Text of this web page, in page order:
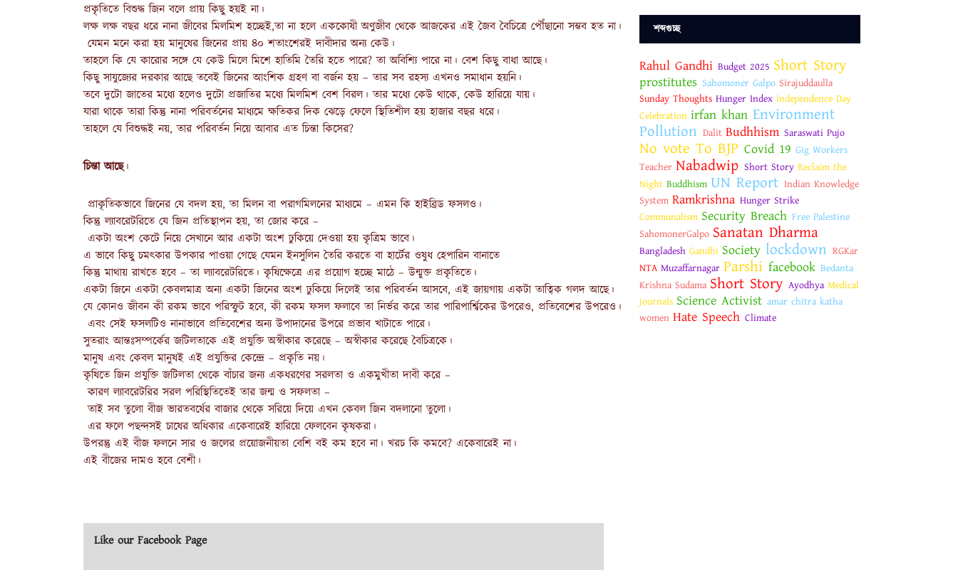
প্রকৃতিতে বিশুদ্ধ জিন বলে প্রায় কিছু হয়ই না।
লক্ষ লক্ষ বছর ধরে নানা জীবের মিলমিশ হচ্ছেই,তা না হলে এককোষী অণুজীব থেকে আজকের এই জৈব বৈচিত্রে পৌঁছানো সম্ভব হত না।
যেমন মনে করা হয় মানুষের জিনের প্রায় ৪০ শতাংশেরই দাবীদার অন্য কেউ।
তাহলে কি যে কারোর সঙ্গে যে কেউ মিলে মিশে হাতিমি তৈরি হতে পারে? তা অবিশ্যি পারে না। বেশ কিছু বাধা আছে।
কিছু সাযুজ্যের দরকার আছে তবেই জিনের আংশিক গ্রহণ বা বর্জন হয় – তার সব রহস্য এখনও সমাধান হয়নি।
তবে দুটো জাতের মধ্যে হলেও দুটো প্রজাতির মধ্যে মিলমিশ বেশ বিরল। তার মধ্যে কেউ থাকে, কেউ হারিয়ে যায়।
যারা থাকে তারা কিন্তু নানা পরিবর্তনের মাধ্যমে ক্ষতিকর দিক ঝেড়ে ফেলে স্থিতিশীল হয় হাজার বছর ধরে।
তাহলে যে বিশুদ্ধই নয়, তার পরিবর্তন নিয়ে আবার এত চিন্তা কিসের?
চিন্তা আছে।
প্রাকৃতিকভাবে জিনের যে বদল হয়, তা মিলন বা পরাগমিলনের মাধ্যমে – এমন কি হাইব্রিড ফসলও।
কিন্তু ল্যাবরেটরিতে যে জিন প্রতিস্থাপন হয়, তা জোর করে –
একটা অংশ কেটে নিয়ে সেখানে আর একটা অংশ ঢুকিয়ে দেওয়া হয় কৃত্রিম ভাবে।
এ ভাবে কিছু চমৎকার উপকার পাওয়া গেছে যেমন ইনসুলিন তৈরি করতে বা হার্টের ওষুধ হেপারিন বানাতে
কিন্তু মাথায় রাখতে হবে – তা ল্যাবরেটরিতে। কৃষিক্ষেত্রে এর প্রয়োগ হচ্ছে মাঠে – উন্মুক্ত প্রকৃতিতে।
একটা জিনে একটা কেবলমাত্র অন্য একটা জিনের অংশ ঢুকিয়ে দিলেই তার পরিবর্তন আসবে, এই জায়গায় একটা তাত্বিক গলদ আছে।
যে কোনও জীবন কী রকম ভাবে পরিস্ফুট হবে, কী রকম ফসল ফলাবে তা নির্ভর করে তার পারিপার্শ্বিকের উপরেও, প্রতিবেশের উপরেও।
এবং সেই ফসলটিও নানাভাবে প্রতিবেশের অন্য উপাদানের উপরে প্রভাব খাটাতে পারে।
সুতরাং আন্তঃসম্পর্কের জটিলতাকে এই প্রযুক্তি অস্বীকার করেছে – অস্বীকার করেছে বৈচিত্রকে।
মানুষ এবং কেবল মানুষই এই প্রযুক্তির কেন্দ্রে – প্রকৃতি নয়।
কৃষিতে জিন প্রযুক্তি জটিলতা থেকে বাঁচার জন্য একধরণের সরলতা ও একমুখীতা দাবী করে –
কারণ ল্যাবরেটরির সরল পরিস্থিতিতেই তার জন্ম ও সফলতা –
তাই সব তুলো বীজ ভারতবর্ষের বাজার থেকে সরিয়ে দিয়ে এখন কেবল জিন বদলানো তুলো।
এর ফলে পছন্দসই চাষের অধিকার একেবারেই হারিয়ে ফেলবেন কৃষকরা।
উপরন্তু এই বীজ ফলনে সার ও জলের প্রয়োজনীয়তা বেশি বই কম হবে না। খরচ কি কমবে? একেবারেই না।
এই বীজের দামও হবে বেশী।
Like our Facebook Page
শব্দগুচ্ছ
Rahul Gandhi Budget 2025 Short Story
prostitutes Sahomoner Galpo Sirajuddaulla
Sunday Thoughts Hunger Index Independence Day
Celebration irfan khan Environment
Pollution Dalit Budhhism Saraswati Pujo
No vote To BJP Covid 19 Gig Workers
Teacher Nabadwip Short Story Reclaim the
Night Buddhism UN Report Indian Knowledge
System Ramkrishna Hunger Strike
Communalism Security Breach Free Palestine
SahomonerGalpo Sanatan Dharma
Bangladesh Gandhi Society lockdown RGKar
NTA Muzaffarnagar Parshi facebook Bedanta
Krishna Sudama Short Story Ayodhya Medical
journals Science Activist amar chitra katha
women Hate Speech Climate